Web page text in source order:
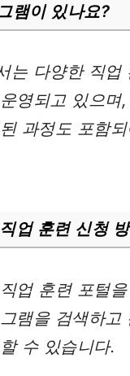
램이 있나요?
는 다양한 직업
영되고 있으며
과정도 포함
업 훈련 신청
업 훈련 포털
램을 검색하고
수 있습니다.